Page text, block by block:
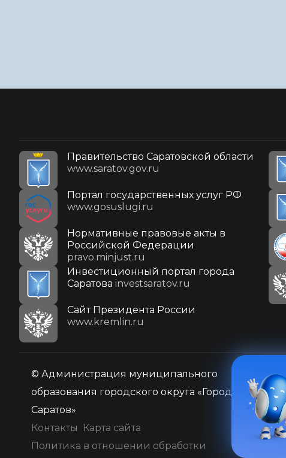
Правительство Саратовской области
www.saratov.gov.ru
Портал государственных услуг РФ
www.gosuslugi.ru
Нормативные правовые акты в
Российской Федерации
pravo.minjust.ru
Инвестиционный портал города
Саратова investsaratov.ru
Cайт Президента России
www.kremlin.ru
© Администрация муниципального
образования городского округа «Город
Саратов»
Контакты
Карта сайта
Политика в отношении обработки